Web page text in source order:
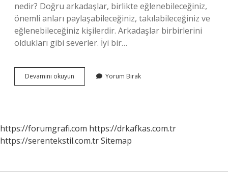
nedir? Doğru arkadaşlar, birlikte eğlenebileceğiniz,
önemli anları paylaşabileceğiniz, takılabileceğiniz ve
eğlenebileceğiniz kişilerdir. Arkadaşlar birbirlerini
oldukları gibi severler. İyi bir…
Devamını okuyun
Arkadaşlık
Yorum Bırak
https://forumgrafi.com https://drkafkas.com.tr
https://serentekstil.com.trSitemap